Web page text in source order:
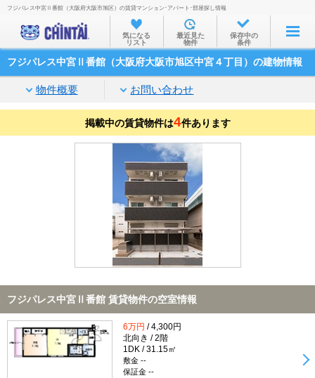
お部屋を探す
沿線・駅から
家賃相場から
通勤通学時間から
物件特集から
不動産会社から
TOP
フジパレス中宮Ⅱ番館（大阪府大阪市旭区）の賃貸マンション･アパート･部屋探し情報
気になる
リスト
最近見た
物件
保存中の
条件
フジパレス中宮Ⅱ番館（大阪府大阪市旭区中宮４丁目）の建物情報
物件概要 お問い合わせ
掲載中の賃貸物件は4件あります
フジパレス中宮Ⅱ番館 賃貸物件の空室情報
6万円 / 4,300円
北向き / 2階
1DK / 31.15㎡
敷金 --
保証金 --